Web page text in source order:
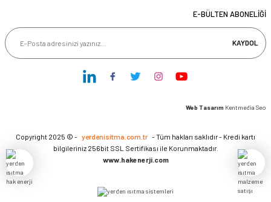
E-BÜLTEN ABONELİĞİ
KAYDOL
Web Tasarım Kentmedia Seo
Copyright 2025 © - yerdenisitma.com.tr - Tüm hakları saklıdır - Kredi kartı
bilgileriniz 256bit SSL Sertifikası ile Korunmaktadır.
www.hakenerji.com